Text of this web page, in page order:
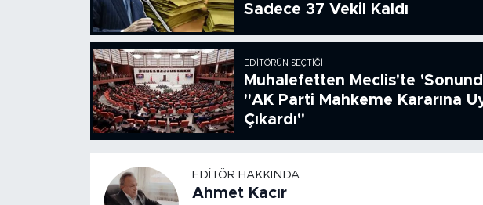
Sadece 37 Vekil Kaldı
EDITÖRÜN SEÇTIĞI
Muhalefetten Meclis'te
"AK Parti Mahkeme Kararına
Çıkardı"
EDITÖR HAKKINDA
Ahmet Kacır